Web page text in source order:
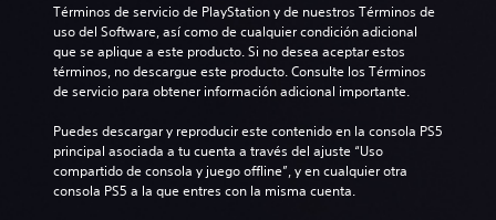
Términos de servicio de PlayStation y de nuestros Términos de
uso del Software, así como de cualquier condición adicional
que se aplique a este producto. Si no desea aceptar estos
términos, no descargue este producto. Consulte los Términos
de servicio para obtener información adicional importante.
Puedes descargar y reproducir este contenido en la consola PS5
principal asociada a tu cuenta a través del ajuste “Uso
compartido de consola y juego offline”, y en cualquier otra
consola PS5 a la que entres con la misma cuenta.